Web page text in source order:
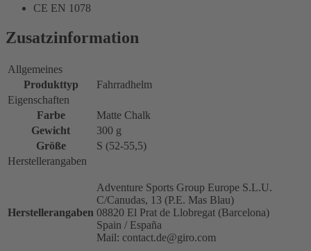
CE EN 1078
Zusatzinformation
Allgemeines
Produkttyp
Fahrradhelm
Eigenschaften
Farbe
Matte Chalk
Gewicht
300 g
Größe
S (52-55,5)
Herstellerangaben
Herstellerangaben
Adventure Sports Group Europe S.L.U.
C/Canudas, 13 (P.E. Mas Blau)
08820 El Prat de Llobregat (Barcelona)
Spain / España
Mail: contact.de@giro.com